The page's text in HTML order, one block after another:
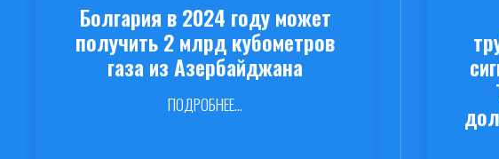
Болгария в 2024 году может
получить 2 млрд кубометров
газа из Азербайджана
ПОДРОБНЕЕ...